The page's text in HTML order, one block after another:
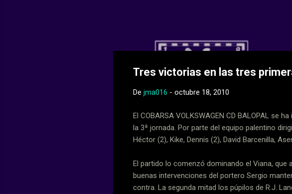
Tres victorias en las tres
De jma016 - octubre 18, 2010
El COBARSA VOLKSWAGEN CD BALOPAL se
la 3ª jornada. Por parte del equipo palentino
Héctor (2), Kike, Dennis (2), David Barcenilla,
El partido lo comenzó dominando el Viana,
buenas intervenciones del portero Sergio
contra. La segunda mitad los púpilos de R.J.